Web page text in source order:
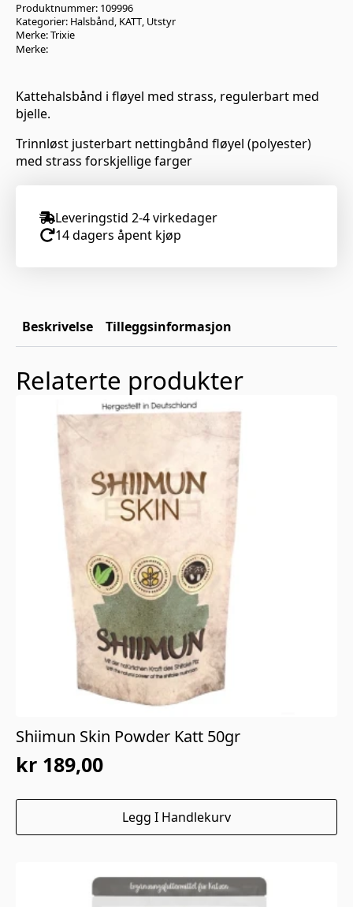
antall
Produktnummer: 109996
Kategorier: Halsbånd, KATT, Utstyr
Merke:Trixie
Merke:
Kattehalsbånd i fløyel med strass, regulerbart med
bjelle.
Trinnløst justerbart nettingbånd fløyel (polyester)
med strass forskjellige farger
Leveringstid 2-4 virkedager
14 dagers åpent kjøp
Beskrivelse Tilleggsinformasjon
Relaterte produkter
Shiimun Skin Powder Katt 50gr
kr 189,00
Legg I Handlekurv